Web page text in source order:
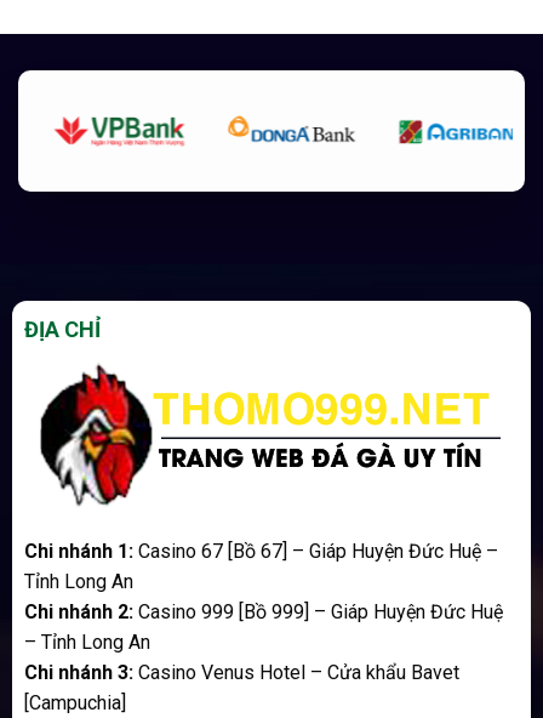
ĐỊA CHỈ
Chi nhánh 1:Casino 67 [Bồ 67] – Giáp Huyện Đức Huệ –
Tỉnh Long An
Chi nhánh 2:Casino 999 [Bồ 999] – Giáp Huyện Đức Huệ
– Tỉnh Long An
Chi nhánh 3:Casino Venus Hotel – Cửa khẩu Bavet
[Campuchia]